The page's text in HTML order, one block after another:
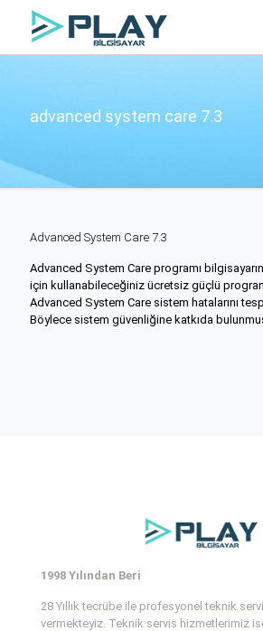
advanced system care 7.3
Advanced System Care 7.3
Advanced System Care programı
için kullanabileceğiniz ücretsiz güçlü
Advanced System Care sistem hatalarını
Böylece sistem güvenliğine katkıda
1998 Yılından Beri
28 Yıllık tecrübe ile profesyonel teknik
vermekteyiz. Teknik servis hizmetlerimiz